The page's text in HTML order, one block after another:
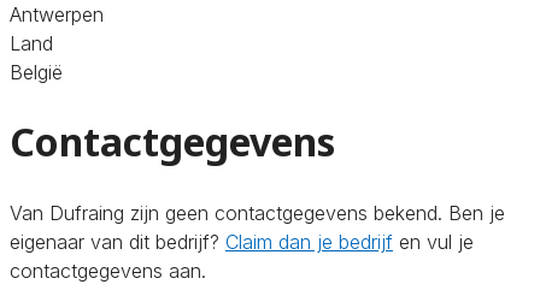
Antwerpen
Land
België
Contactgegevens
Van Dufraing zijn geen contactgegevens bekend. Ben je
eigenaar van dit bedrijf? Claim dan je bedrijf en vul je
contactgegevens aan.